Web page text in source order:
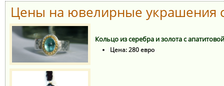
Цены на ювелирные украшения
Кольцо из серебра и золота с
Цена: 280 евро